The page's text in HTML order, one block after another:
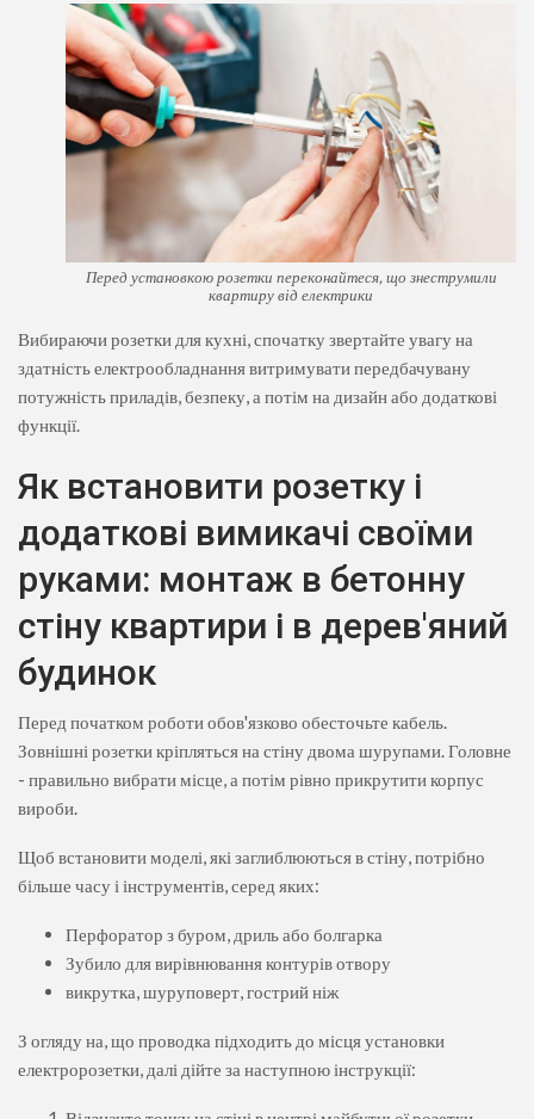
Перед установкою розетки переконайтеся, що знеструмили
квартиру від електрики
Вибираючи розетки для кухні, спочатку звертайте увагу на
здатність електрообладнання витримувати передбачувану
потужність приладів, безпеку, а потім на дизайн або додаткові
функції.
Як встановити розетку і
додаткові вимикачі своїми
руками: монтаж в бетонну
стіну квартири і в дерев'яний
будинок
Перед початком роботи обов'язково обесточьте кабель.
Зовнішні розетки кріпляться на стіну двома шурупами. Головне
- правильно вибрати місце, а потім рівно прикрутити корпус
вироби.
Щоб встановити моделі, які заглиблюються в стіну, потрібно
більше часу і інструментів, серед яких:
Перфоратор з буром, дриль або болгарка
Зубило для вирівнювання контурів отвору
викрутка, шуруповерт, гострий ніж
З огляду на, що проводка підходить до місця установки
електророзетки, далі дійте за наступною інструкції: